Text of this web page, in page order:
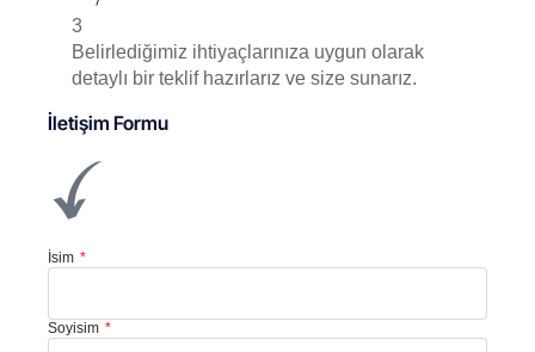
3
Belirlediğimiz ihtiyaçlarınıza uygun olarak
detaylı bir teklif hazırlarız ve size sunarız.
İletişim Formu
İsim
Soyisim